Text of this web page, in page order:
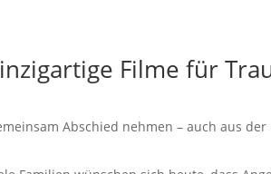
Filme für
Abschied nehmen – auch aus der